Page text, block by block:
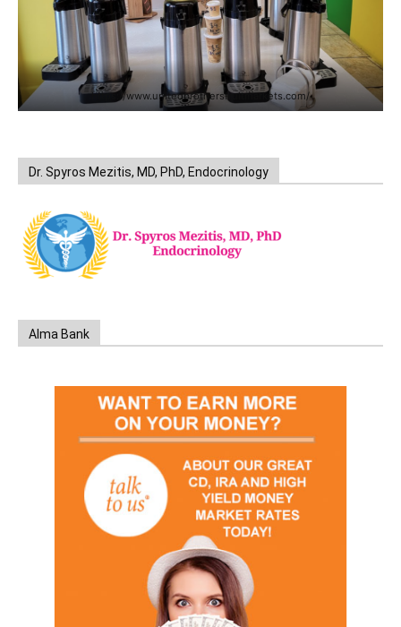
https://www.unitedbrothersfruitmarkets.com/
Dr. Spyros Mezitis, MD, PhD, Endocrinology
Alma Bank